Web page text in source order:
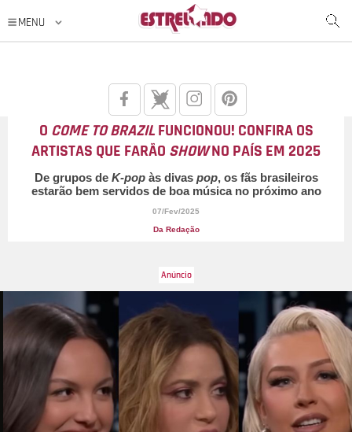
O COME TO BRAZILFUNCIONOU! CONFIRA OS
ARTISTAS QUE FARÃO SHOWNO PAÍS EM 2025
De grupos de K-popàs divas pop, os fãs brasileiros
estarão bem servidos de boa música no próximo ano
07/Fev/2025
Da Redação